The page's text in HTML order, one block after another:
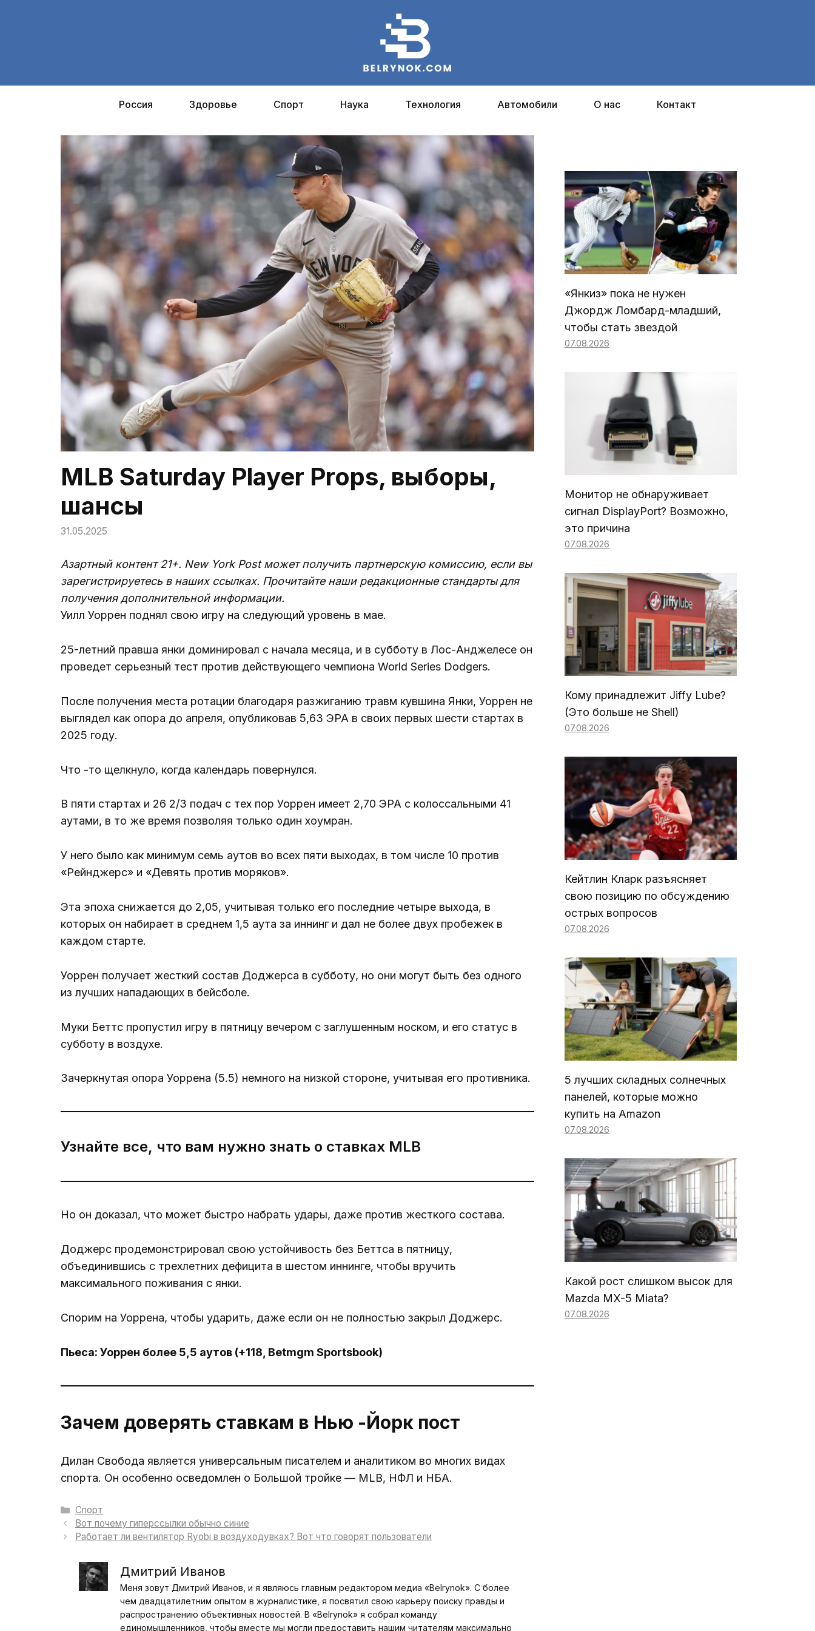
Россия Здоровье Спорт Наука Технология Автомобили О нас Контакт
MLB Saturday Player Props, выборы,
шансы
31.05.2025
Азартный контент 21+. New York Post может получить партнерскую комиссию, если вы
зарегистрируетесь в наших ссылках. Прочитайте наши редакционные стандарты для
получения дополнительной информации.
Уилл Уоррен поднял свою игру на следующий уровень в мае.
25-летний правша янки доминировал с начала месяца, и в субботу в Лос-Анджелесе он
проведет серьезный тест против действующего чемпиона World Series Dodgers.
После получения места ротации благодаря разжиганию травм кувшина Янки, Уоррен не
выглядел как опора до апреля, опубликовав 5,63 ЭРА в своих первых шести стартах в
2025 году.
Что -то щелкнуло, когда календарь повернулся.
В пяти стартах и ​​26 2/3 подач с тех пор Уоррен имеет 2,70 ЭРА с колоссальными 41
аутами, в то же время позволяя только один хоумран.
У него было как минимум семь аутов во всех пяти выходах, в том числе 10 против
«Рейнджерс» и «Девять против моряков».
Эта эпоха снижается до 2,05, учитывая только его последние четыре выхода, в
которых он набирает в среднем 1,5 аута за иннинг и дал не более двух пробежек в
каждом старте.
Уоррен получает жесткий состав Доджерса в субботу, но они могут быть без одного
из лучших нападающих в бейсболе.
Муки Беттс пропустил игру в пятницу вечером с заглушенным носком, и его статус в
субботу в воздухе.
Зачеркнутая опора Уоррена (5.5) немного на низкой стороне, учитывая его противника.
Узнайте все, что вам нужно знать о ставках MLB
Но он доказал, что может быстро набрать удары, даже против жесткого состава.
Доджерс продемонстрировал свою устойчивость без Беттса в пятницу,
объединившись с трехлетних дефицита в шестом иннинге, чтобы вручить
максимального поживания с янки.
Спорим на Уоррена, чтобы ударить, даже если он не полностью закрыл Доджерс.
Пьеса: Уоррен более 5,5 аутов (+118, Betmgm Sportsbook)
Зачем доверять ставкам в Нью -Йорк пост
Дилан Свобода является универсальным писателем и аналитиком во многих видах
спорта. Он особенно осведомлен о Большой тройке — MLB, НФЛ и НБА.
Рубрики
Спорт
Вот почему гиперссылки обычно синие
Работает ли вентилятор Ryobi в воздуходувках? Вот что говорят пользователи
Дмитрий Иванов
Меня зовут Дмитрий Иванов, и я являюсь главным редактором медиа «Belrynok». С более
чем двадцатилетним опытом в журналистике, я посвятил свою карьеру поиску правды и
распространению объективных новостей. В «Belrynok» я собрал команду
единомышленников, чтобы вместе мы могли предоставить нашим читателям максимально
«Янкиз» пока не нужен
Джордж Ломбард-младший,
чтобы стать звездой
07.08.2026
Монитор не обнаруживает
сигнал DisplayPort? Возможно,
это причина
07.08.2026
Кому принадлежит Jiffy Lube?
(Это больше не Shell)
07.08.2026
Кейтлин Кларк разъясняет
свою позицию по обсуждению
острых вопросов
07.08.2026
5 лучших складных солнечных
панелей, которые можно
купить на Amazon
07.08.2026
Какой рост слишком высок для
Mazda MX-5 Miata?
07.08.2026